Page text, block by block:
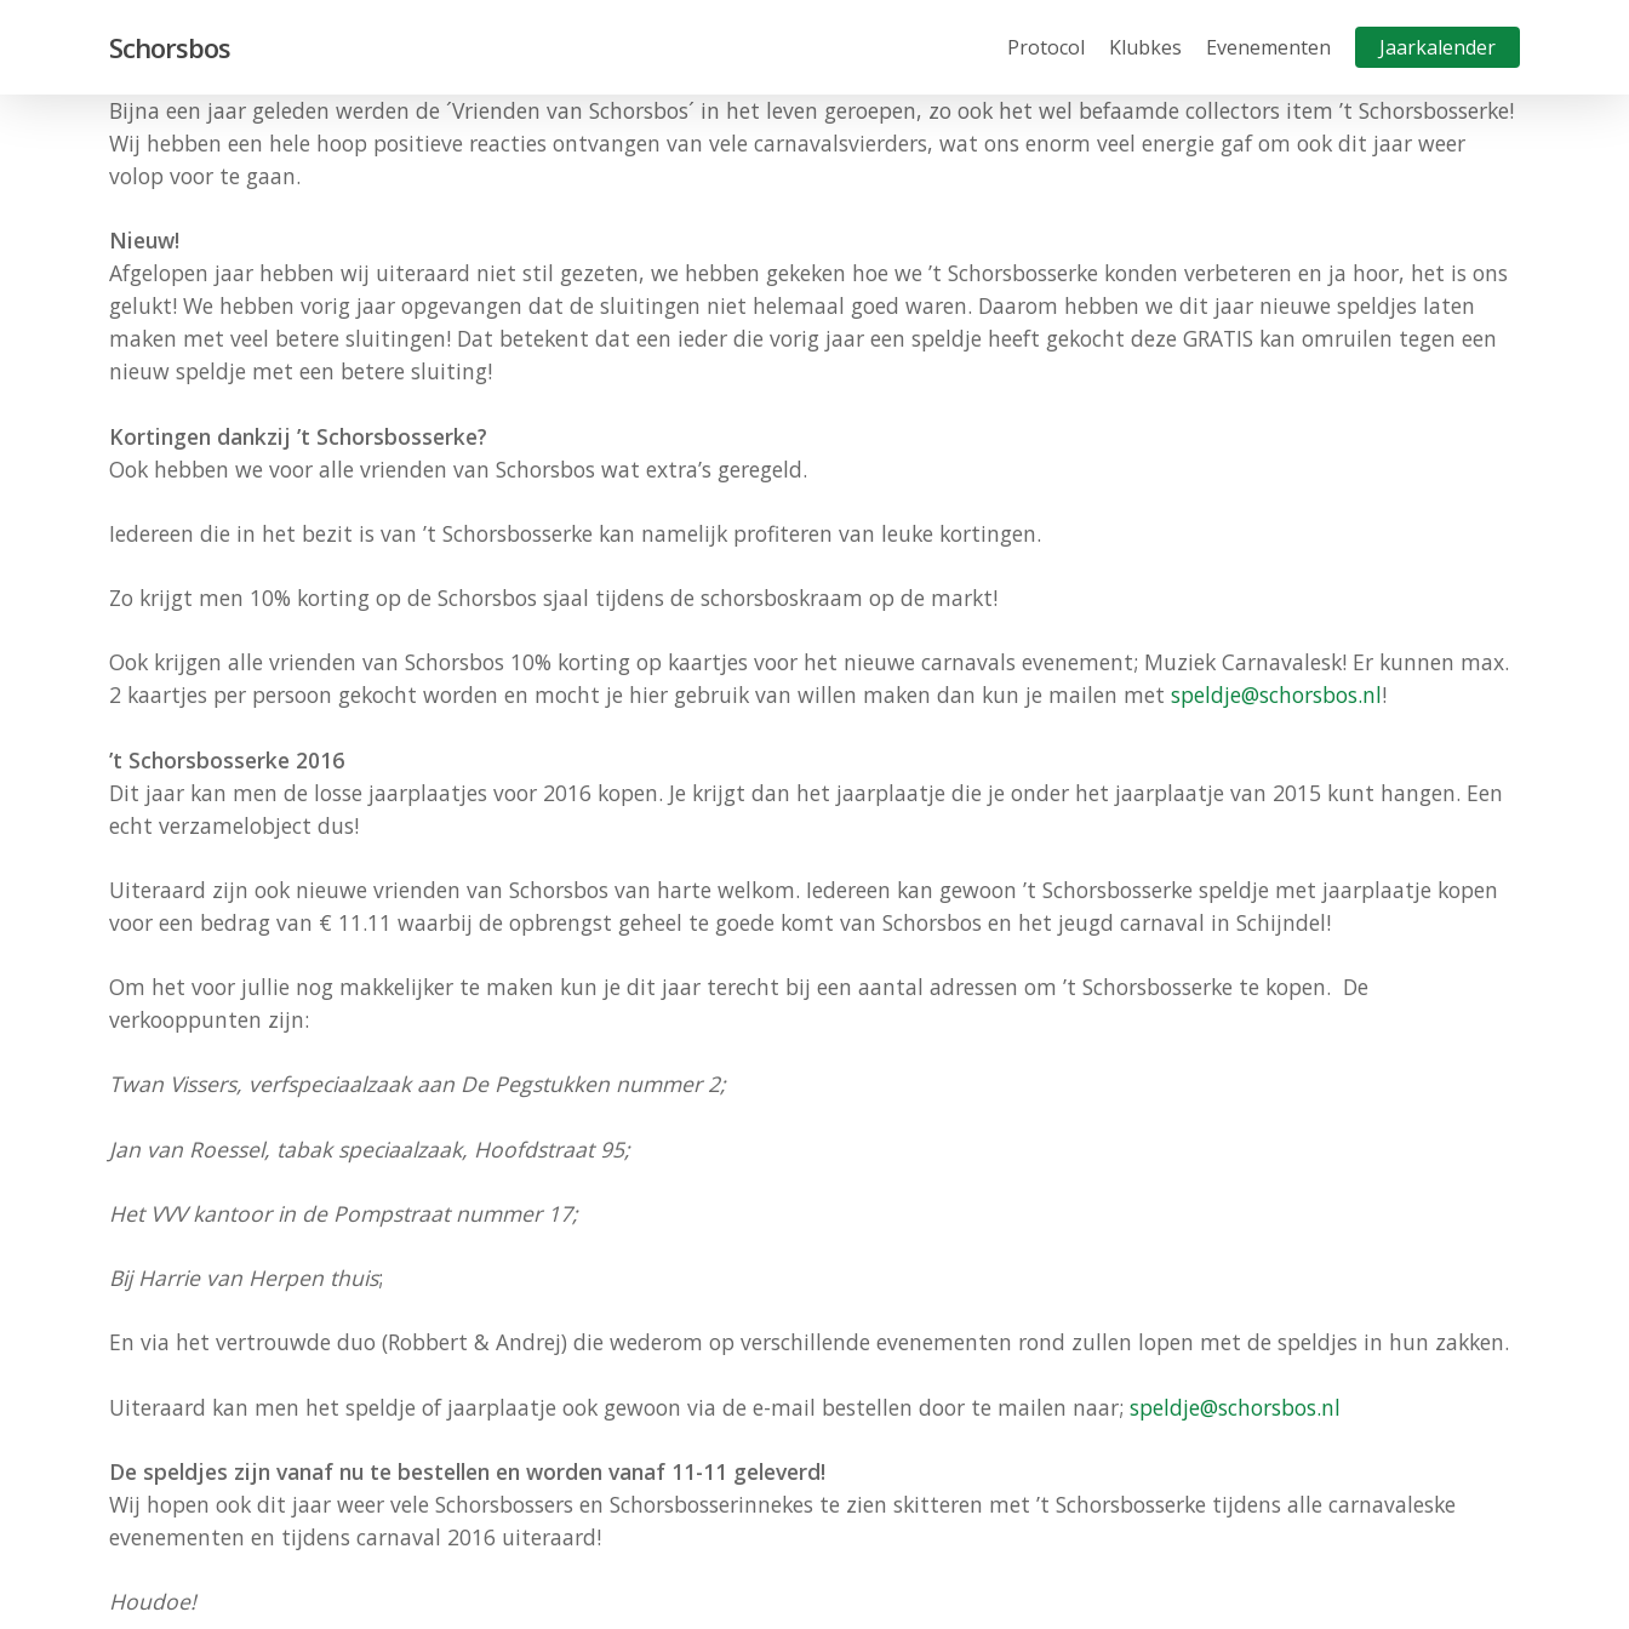
Schorsbos Protocol Klubkes Evenementen Jaarkalender
Bijna een jaar geleden werden de ´Vrienden van Schorsbos´ in het leven geroepen, zo ook het wel befaamde collectors item ’t Schorsbosserke!
Wij hebben een hele hoop positieve reacties ontvangen van vele carnavalsvierders, wat ons enorm veel energie gaf om ook dit jaar weer
volop voor te gaan.
Nieuw!
Afgelopen jaar hebben wij uiteraard niet stil gezeten, we hebben gekeken hoe we ’t Schorsbosserke konden verbeteren en ja hoor, het is ons
gelukt! We hebben vorig jaar opgevangen dat de sluitingen niet helemaal goed waren. Daarom hebben we dit jaar nieuwe speldjes laten
maken met veel betere sluitingen! Dat betekent dat een ieder die vorig jaar een speldje heeft gekocht deze GRATIS kan omruilen tegen een
nieuw speldje met een betere sluiting!
Kortingen dankzij ’t Schorsbosserke?
Ook hebben we voor alle vrienden van Schorsbos wat extra’s geregeld.
Iedereen die in het bezit is van ’t Schorsbosserke kan namelijk profiteren van leuke kortingen.
Zo krijgt men 10% korting op de Schorsbos sjaal tijdens de schorsboskraam op de markt!
Ook krijgen alle vrienden van Schorsbos 10% korting op kaartjes voor het nieuwe carnavals evenement; Muziek Carnavalesk! Er kunnen max.
2 kaartjes per persoon gekocht worden en mocht je hier gebruik van willen maken dan kun je mailen met speldje@schorsbos.nl!
’t Schorsbosserke 2016
Dit jaar kan men de losse jaarplaatjes voor 2016 kopen. Je krijgt dan het jaarplaatje die je onder het jaarplaatje van 2015 kunt hangen. Een
echt verzamelobject dus!
Uiteraard zijn ook nieuwe vrienden van Schorsbos van harte welkom. Iedereen kan gewoon ’t Schorsbosserke speldje met jaarplaatje kopen
voor een bedrag van € 11.11 waarbij de opbrengst geheel te goede komt van Schorsbos en het jeugd carnaval in Schijndel!
Om het voor jullie nog makkelijker te maken kun je dit jaar terecht bij een aantal adressen om ’t Schorsbosserke te kopen. De
verkooppunten zijn:
Twan Vissers, verfspeciaalzaak aan De Pegstukken nummer 2;
Jan van Roessel, tabak speciaalzaak, Hoofdstraat 95;
Het VVV kantoor in de Pompstraat nummer 17;
Bij Harrie van Herpen thuis;
En via het vertrouwde duo (Robbert & Andrej) die wederom op verschillende evenementen rond zullen lopen met de speldjes in hun zakken.
Uiteraard kan men het speldje of jaarplaatje ook gewoon via de e-mail bestellen door te mailen naar; speldje@schorsbos.nl
De speldjes zijn vanaf nu te bestellen en worden vanaf 11-11 geleverd!
Wij hopen ook dit jaar weer vele Schorsbossers en Schorsbosserinnekes te zien skitteren met ’t Schorsbosserke tijdens alle carnavaleske
evenementen en tijdens carnaval 2016 uiteraard!
Houdoe!